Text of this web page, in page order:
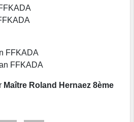
FFKADA
FFKADA
Maître Roland Hernaez 8ème